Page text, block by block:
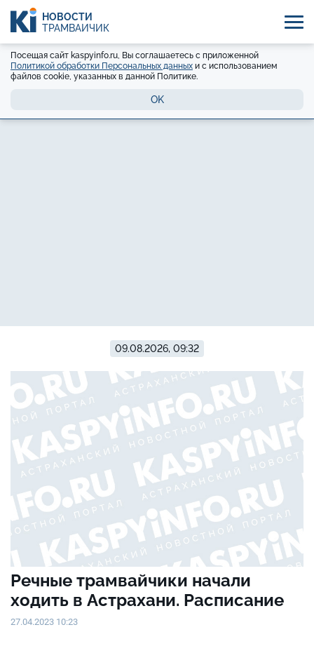
НОВОСТИ
ТРАМВАЙЧИК
Посещая сайт kaspyinfo.ru, Вы соглашаетесь с приложенной
Политикой обработки Персональных данных и с использованием
файлов cookie, указанных в данной Политике.
OK
09.08.2026, 09:32
Речные трамвайчики начали
ходить в Астрахани. Расписание
27.04.2023 10:23